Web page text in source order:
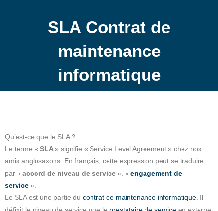
SLA Contrat de
maintenance
informatique
Qu’est-ce que le SLA ?
Le terme « SLA » signifie « Service Level Agreement » chez nos
amis anglosaxons. En français, cette expression peut se traduire
par « accord de niveau de service », « engagement de
service ».
Le SLA est une partie du contrat de maintenance informatique